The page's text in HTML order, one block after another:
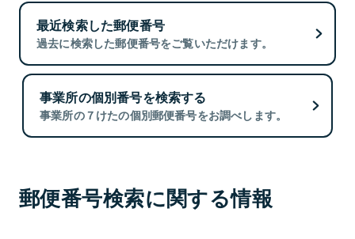
最近検索した郵便番号
過去に検索した郵便番号をご覧いただけます。
事業所の個別番号を検索する
事業所の７けたの個別郵便番号をお調べします。
郵便番号検索に関する情報